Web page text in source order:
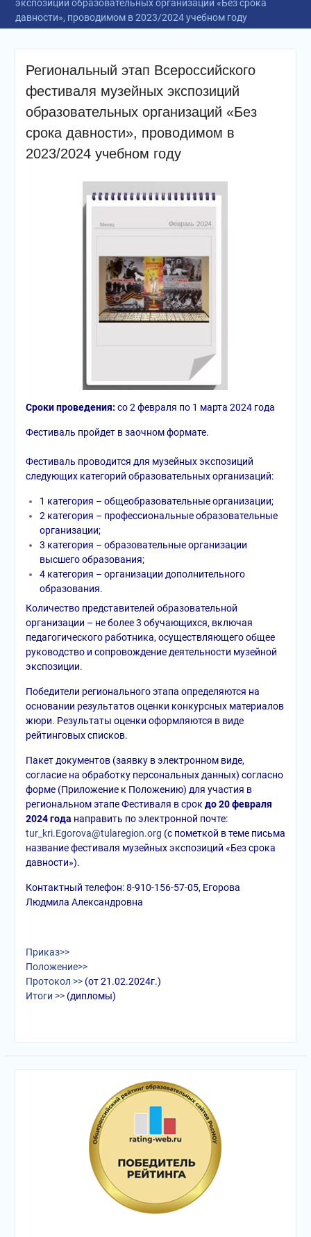
экспозиций образовательных организаций «Без срока
давности», проводимом в 2023/2024 учебном году
Региональный этап Всероссийского
фестиваля музейных экспозиций
образовательных организаций «Без
срока давности», проводимом в
2023/2024 учебном году
Сроки проведения: со 2 февраля по 1 марта 2024 года
Фестиваль пройдет в заочном формате.
Фестиваль проводится для музейных экспозиций
следующих категорий образовательных организаций:
1 категория – общеобразовательные организации;
2 категория – профессиональные образовательные
организации;
3 категория – образовательные организации
высшего образования;
4 категория – организации дополнительного
образования.
Количество представителей образовательной
организации – не более 3 обучающихся, включая
педагогического работника, осуществляющего общее
руководство и сопровождение деятельности музейной
экспозиции.
Победители регионального этапа определяются на
основании результатов оценки конкурсных материалов
жюри. Результаты оценки оформляются в виде
рейтинговых списков.
Пакет документов (заявку в электронном виде,
согласие на обработку персональных данных) согласно
форме (Приложение к Положению) для участия в
региональном этапе Фестиваля в срок до 20 февраля
2024 года направить по электронной почте:
tur_kri.Egorova@tularegion.org (с пометкой в теме письма
название фестиваля музейных экспозиций «Без срока
давности»).
Контактный телефон: 8-910-156-57-05, Егорова
Людмила Александровна
Приказ>>
Положение>>
Протокол >>(от 21.02.2024г.)
Итоги >> (дипломы)